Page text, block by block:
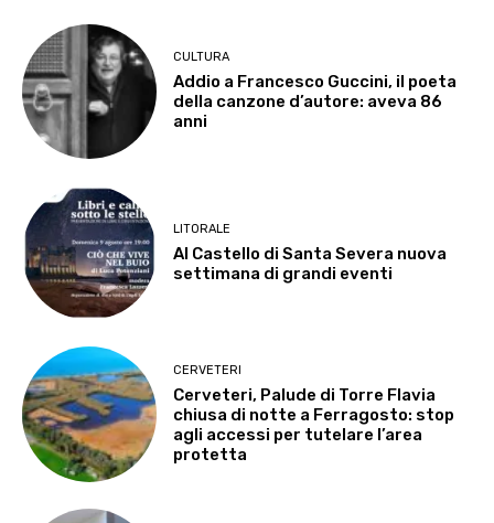
CULTURA
Addio a Francesco Guccini, il poeta
della canzone d’autore: aveva 86
anni
LITORALE
Al Castello di Santa Severa nuova
settimana di grandi eventi
CERVETERI
Cerveteri, Palude di Torre Flavia
chiusa di notte a Ferragosto: stop
agli accessi per tutelare l’area
protetta